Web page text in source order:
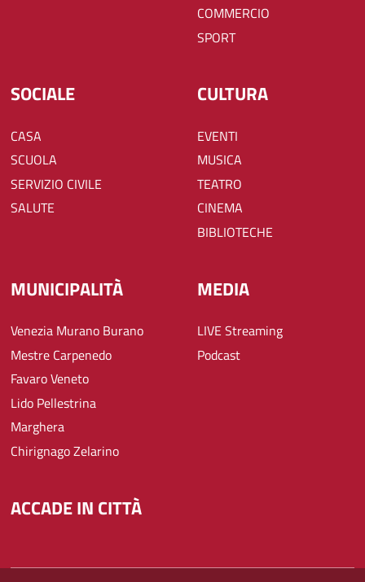
COMMERCIO
SPORT
SOCIALE
CASA
SCUOLA
SERVIZIO CIVILE
SALUTE
CULTURA
EVENTI
MUSICA
TEATRO
CINEMA
BIBLIOTECHE
MUNICIPALITÀ
Venezia Murano Burano
Mestre Carpenedo
Favaro Veneto
Lido Pellestrina
Marghera
Chirignago Zelarino
MEDIA
LIVE Streaming
Podcast
ACCADE IN CITTÀ